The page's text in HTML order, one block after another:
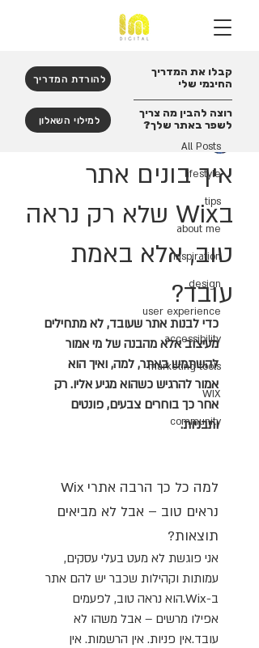
קבלו את המדריך
החינמי שלי
להורדת המדריך
רוצה להבין מה צריך
לשפר באתר שלך?
למילוי השאלון
פוסט
All Posts
lifestyle
tips
about me
inspiration
design
user experience
accessibility
marketing tools
WIX
community
All Posts
איך בונים אתר
בWix שלא רק נראה
טוב, אלא באמת
עובד?
Ifat Moran-Reinberg
זמן קריאה 2 דקות
כדי לבנות אתר שעובד, לא מתחילים
מעיצוב אלא מהבנה של מי אמור
להשתמש באתר, למה, ואיך הוא
אמור להרגיש כשהוא מגיע אליו. רק
אחר כך בוחרים צבעים, פונטים
ותבניות.
נראים טוב – אבל לא מביאים
תוצאות?
אני פוגשת לא מעט בעלי עסקים,
עמותות וקהילות שכבר יש להם אתר
ב-Wix.הוא נראה טוב, לפעמים
אפילו מרשים – אבל משהו לא
עובד.אין פניות. אין הרשמות. אין